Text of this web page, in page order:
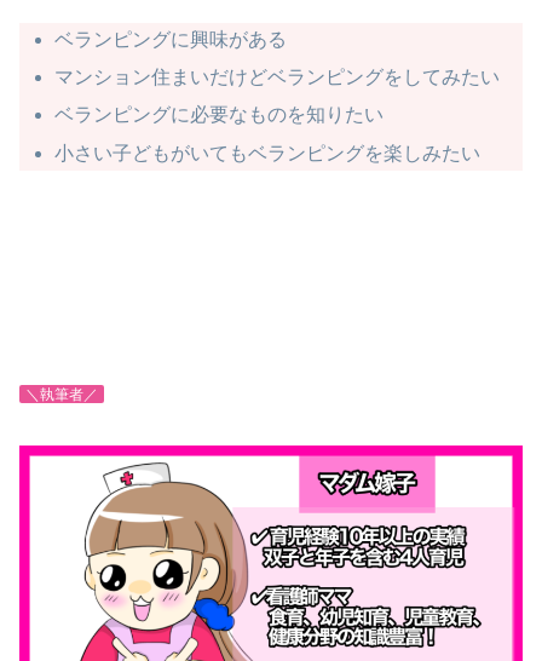
ベランピングに興味がある
マンション住まいだけどベランピングをしてみたい
ベランピングに必要なものを知りたい
小さい子どもがいてもベランピングを楽しみたい
＼執筆者／